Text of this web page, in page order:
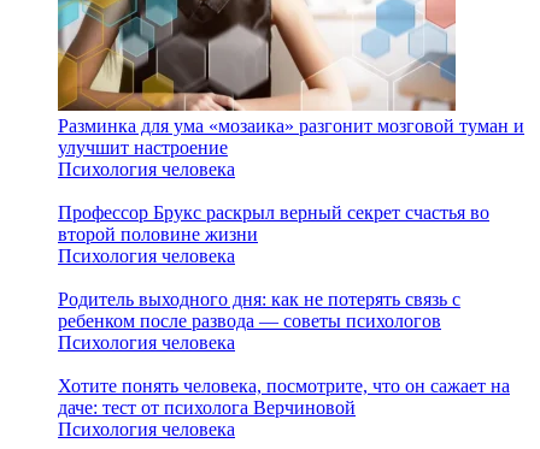
Разминка для ума «мозаика» разгонит мозговой туман и
улучшит настроение
Психология человека
Профессор Брукс раскрыл верный секрет счастья во
второй половине жизни
Психология человека
Родитель выходного дня: как не потерять связь с
ребенком после развода — советы психологов
Психология человека
Хотите понять человека, посмотрите, что он сажает на
даче: тест от психолога Верчиновой
Психология человека